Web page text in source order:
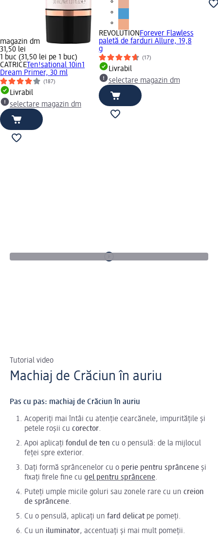
magazin dm
31,50 lei
1 buc (31,50 lei pe 1 buc)
CATRICE Ten!sational 10in1
Dream Primer, 30 ml
(187)
Livrabil
selectare magazin dm
REVOLUTION Forever Flawless
paletă de farduri Allure, 19,8
g
(17)
Livrabil
selectare magazin dm
Tutorial video
Machiaj de Crăciun în auriu
Pas cu pas: machiaj de Crăciun în auriu
Acoperiți mai întâi cu atenție cearcănele, impuritățile și
petele roșii cu corector.
Apoi aplicați fondul de ten cu o pensulă: de la mijlocul
feței spre exterior.
Dați formă sprâncenelor cu o perie pentru sprâncene și
fixați firele fine cu gel pentru sprâncene.
Puteți umple micile goluri sau zonele rare cu un creion
de sprâncene.
Cu o pensulă, aplicați un fard delicat pe pomeți.
Cu un iluminator, accentuați și mai mult pomeții.